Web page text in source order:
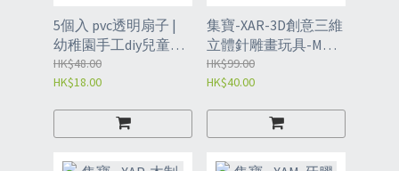
5個入 pvc透明扇子 |
幼稚園手工diy兒童塗
鴉彩繪圓扇 | 夏季繪畫
春遊手工 （BBG）
HK$48.00
HK$18.00
集寶-XAR-3D創意三維
立體針雕畫玩具-M中
號 顏色隨機
HK$99.00
HK$40.00